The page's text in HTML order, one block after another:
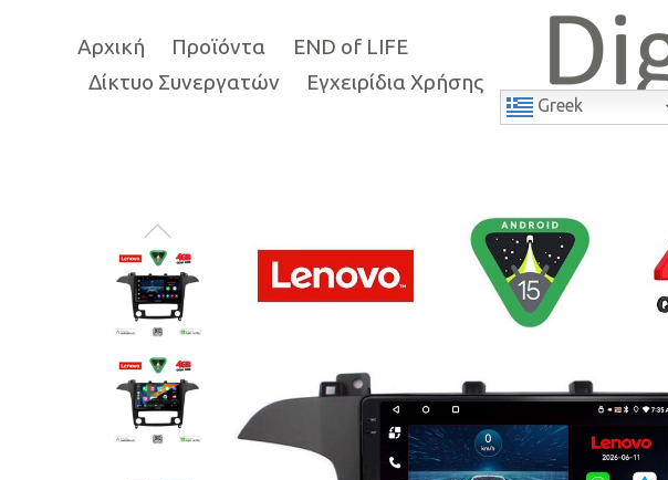
Αρχική Προϊόντα
END of LIFE
Δίκτυο Συνεργατών
Εγχειρίδια Χρήσης
Greek